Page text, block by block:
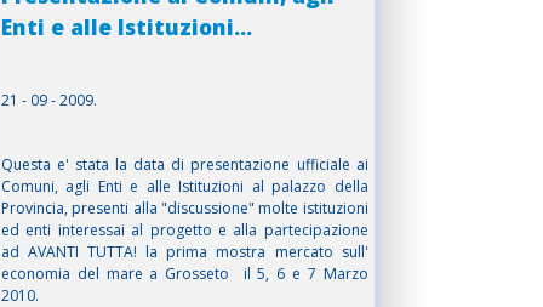
Enti e alle Istituzioni...
21 - 09 - 2009.
Questa e' stata la data di presentazione ufficiale ai
Comuni, agli Enti e alle Istituzioni al palazzo della
Provincia, presenti alla "discussione" molte istituzioni
ed enti interessai al progetto e alla partecipazione
ad AVANTI TUTTA! la prima mostra mercato sull'
economia del mare a Grosseto il 5, 6 e 7 Marzo
2010.